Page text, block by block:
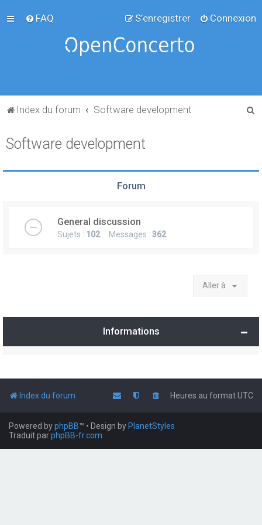
FAQ Connexion
S’enregistrer
Index du forum Software development
e
Software development
Forum
General discussion
Sujets : 102Messages : 362
Aller à
Informations
Index du forum Heures au formatUTC
Powered byphpBB™ • Design by PlanetStyles
Traduit parphpBB-fr.com